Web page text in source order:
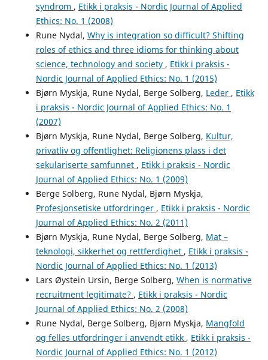
syndrom , Etikk i praksis - Nordic Journal of Applied
Ethics: No. 1 (2008)
Rune Nydal, Why is integration so difficult? Shifting
roles of ethics and three idioms for thinking about
science, technology and society , Etikk i praksis -
Nordic Journal of Applied Ethics: No. 1 (2015)
Bjørn Myskja, Rune Nydal, Berge Solberg, Leder , Etikk
i praksis - Nordic Journal of Applied Ethics: No. 1
(2007)
Bjørn Myskja, Rune Nydal, Berge Solberg, Kultur,
privatliv og offentlighet: Religionens plass i det
sekulariserte samfunnet , Etikk i praksis - Nordic
Journal of Applied Ethics: No. 1 (2009)
Berge Solberg, Rune Nydal, Bjørn Myskja,
Profesjonsetiske utfordringer , Etikk i praksis - Nordic
Journal of Applied Ethics: No. 2 (2011)
Bjørn Myskja, Rune Nydal, Berge Solberg, Mat –
teknologi, sikkerhet og rettferdighet , Etikk i praksis -
Nordic Journal of Applied Ethics: No. 1 (2013)
Lars Øystein Ursin, Berge Solberg, When is normative
recruitment legitimate? , Etikk i praksis - Nordic
Journal of Applied Ethics: No. 2 (2008)
Rune Nydal, Berge Solberg, Bjørn Myskja, Mangfold
og felles utfordringer i anvendt etikk , Etikk i praksis -
Nordic Journal of Applied Ethics: No. 1 (2012)